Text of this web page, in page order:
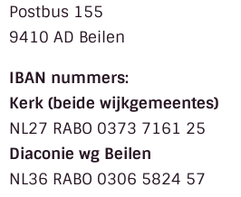
Postbus 155
9410 AD Beilen
IBAN nummers:
Kerk (beide wijkgemeentes)
NL27 RABO 0373 7161 25
Diaconie wg Beilen
NL36 RABO 0306 5824 57